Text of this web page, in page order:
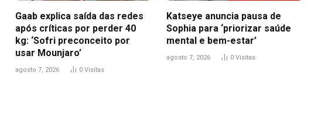
Gaab explica saída das redes
após críticas por perder 40
kg: ‘Sofri preconceito por
usar Mounjaro’
agosto 7, 2026 0 Visitas
Katseye anuncia pausa de
Sophia para ‘priorizar saúde
mental e bem-estar’
agosto 7, 2026 0 Visitas